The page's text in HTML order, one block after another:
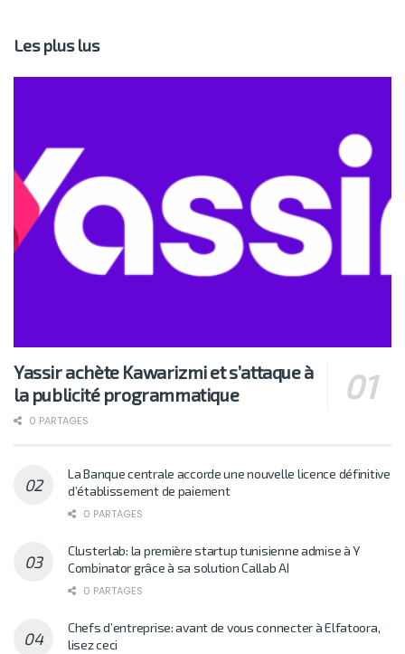
Les plus lus
Yassir achète Kawarizmi et s’attaque à
la publicité programmatique
0 PARTAGES
La Banque centrale accorde une nouvelle licence définitive
d’établissement de paiement
0 PARTAGES
Clusterlab: la première startup tunisienne admise à Y
Combinator grâce à sa solution Callab AI
0 PARTAGES
Chefs d’entreprise: avant de vous connecter à Elfatoora,
lisez ceci